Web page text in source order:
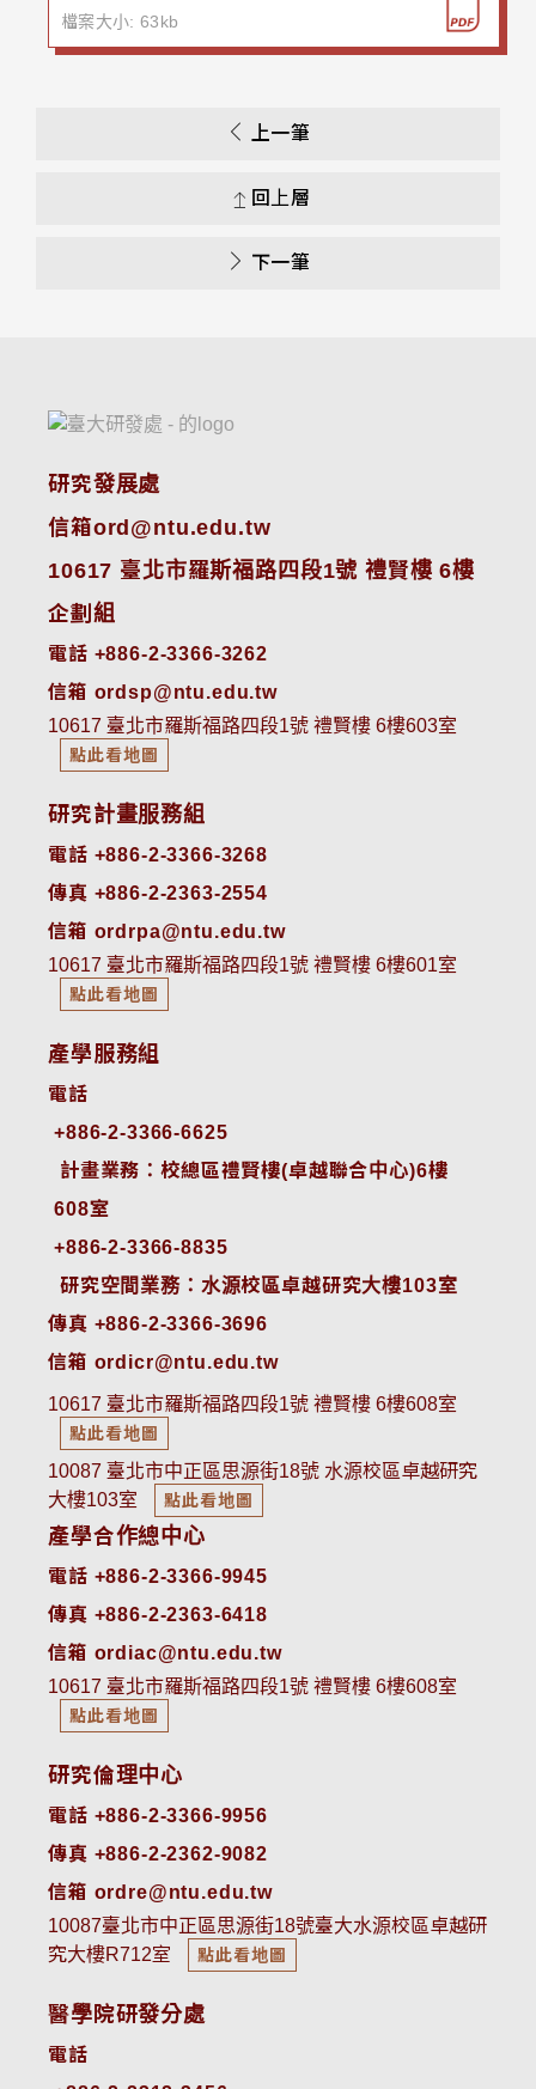
檔案大小: 63kb
上一筆
回上層
下一筆
研究發展處
信箱ord@ntu.edu.tw
10617 臺北市羅斯福路四段1號 禮賢樓 6樓
企劃組
電話 +886-2-3366-3262
信箱 ordsp@ntu.edu.tw
10617 臺北市羅斯福路四段1號 禮賢樓 6樓603室
點此看地圖
研究計畫服務組
電話 +886-2-3366-3268
傳真 +886-2-2363-2554
信箱 ordrpa@ntu.edu.tw
10617 臺北市羅斯福路四段1號 禮賢樓 6樓601室
點此看地圖
產學服務組
電話
+886-2-3366-6625
計畫業務：校總區禮賢樓(卓越聯合中心)6樓
608室
+886-2-3366-8835
研究空間業務：水源校區卓越研究大樓103室
傳真 +886-2-3366-3696
信箱 ordicr@ntu.edu.tw
10617 臺北市羅斯福路四段1號 禮賢樓 6樓608室
點此看地圖
10087 臺北市中正區思源街18號 水源校區卓越研究
大樓103室
點此看地圖
產學合作總中心
電話 +886-2-3366-9945
傳真 +886-2-2363-6418
信箱 ordiac@ntu.edu.tw
10617 臺北市羅斯福路四段1號 禮賢樓 6樓608室
點此看地圖
研究倫理中心
電話 +886-2-3366-9956
傳真 +886-2-2362-9082
信箱 ordre@ntu.edu.tw
10087臺北市中正區思源街18號臺大水源校區卓越研
究大樓R712室
點此看地圖
醫學院研發分處
電話